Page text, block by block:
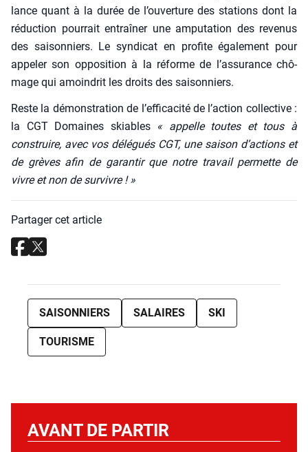
lance quant à la durée de l’ouverture des sta­tions dont la
réduc­tion pour­rait entraî­ner une ampu­ta­tion des reve­nus
des sai­son­niers. Le syn­di­cat en pro­fite éga­le­ment pour
appe­ler son oppo­si­tion à la réforme de l’assurance chô­
mage qui amoin­drit les droits des sai­son­niers.
Reste la démons­tra­tion de l’efficacité de l’action col­lec­tive :
la CGT Domaines skiables « appelle toutes et tous à
construire, avec vos délé­gués CGT, une sai­son d’ac­tions et
de grèves afin de garan­tir que notre tra­vail per­mette de
vivre et non de sur­vivre ! »
Partager cet article
SAISONNIERS SALAIRES SKI
TOURISME
AVANT DE PARTIR